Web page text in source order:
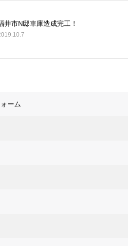
井市N邸車庫造成完工！
ーム